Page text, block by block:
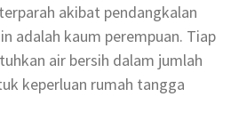
akibat pendangkalan
adalah kaum perempuan. Tiap
air bersih dalam jumlah
keperluan rumah tangga